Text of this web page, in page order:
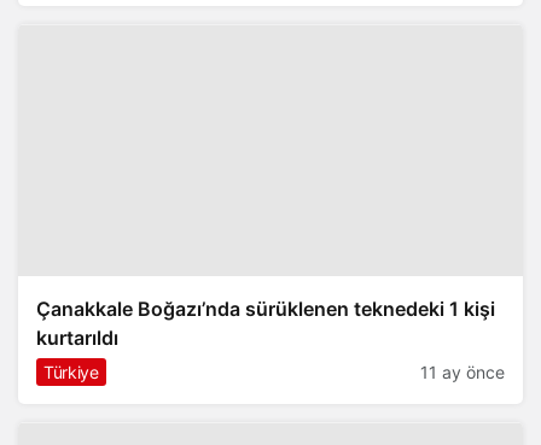
Çanakkale Boğazı’nda sürüklenen teknedeki 1 kişi
kurtarıldı
Türkiye 11 ay önce